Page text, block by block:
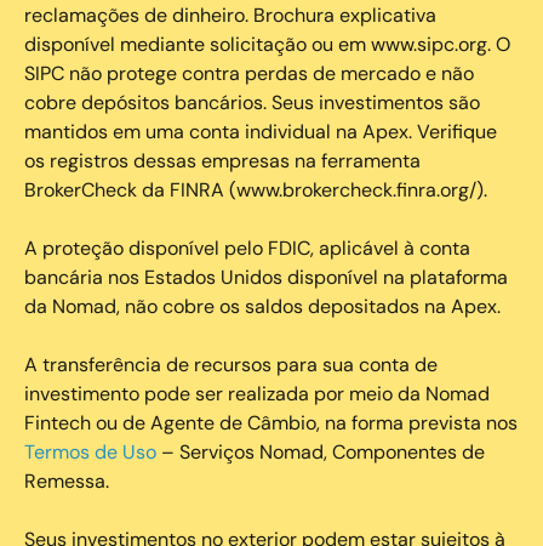
reclamações de dinheiro. Brochura explicativa
disponível mediante solicitação ou em www.sipc.org. O
SIPC não protege contra perdas de mercado e não
cobre depósitos bancários. Seus investimentos são
mantidos em uma conta individual na Apex. Verifique
os registros dessas empresas na ferramenta
BrokerCheck da FINRA (www.brokercheck.finra.org/).
A proteção disponível pelo FDIC, aplicável à conta
bancária nos Estados Unidos disponível na plataforma
da Nomad, não cobre os saldos depositados na Apex.
A transferência de recursos para sua conta de
investimento pode ser realizada por meio da Nomad
Fintech ou de Agente de Câmbio, na forma prevista nos
Termos de Uso – Serviços Nomad, Componentes de
Remessa.
Seus investimentos no exterior podem estar sujeitos à